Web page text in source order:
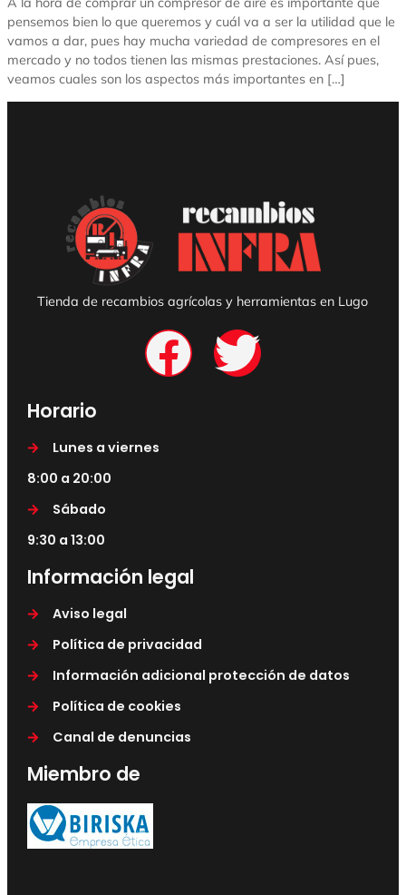
pensemos bien lo que queremos y cuál va a ser la utilidad que le
vamos a dar, pues hay mucha variedad de compresores en el
mercado y no todos tienen las mismas prestaciones. Así pues,
veamos cuales son los aspectos más importantes en […]
Tienda de recambios agrícolas y herramientas en Lugo
Horario
Lunes a viernes
8:00 a 20:00
Sábado
9:30 a 13:00
Información legal
Aviso legal
Política de privacidad
Información adicional protección de datos
Política de cookies
Canal de denuncias
Miembro de